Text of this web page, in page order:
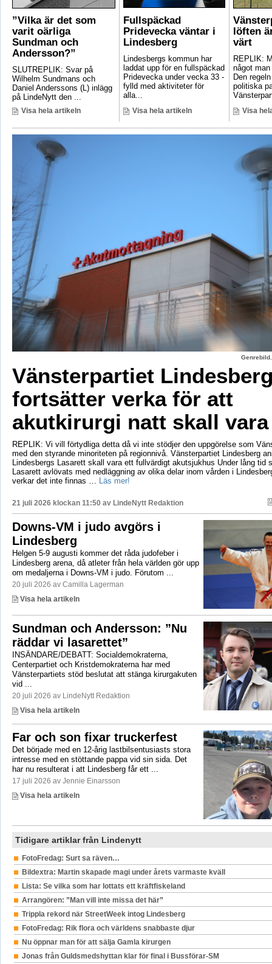
”Vilka är det som
varit oärliga
Sundman och
Andersson?”
SLUTREPLIK: Svar på
Wilhelm Sundmans och
Daniel Anderssons (L) inlägg
på LindeNytt den ...
Visa hela artikeln
Fullspäckad
Pridevecka väntar i
Lindesberg
Lindesbergs kommun har
laddat upp för en fullspäckad
Pridevecka under vecka 33 -
fylld med aktiviteter för
alla...
Visa hela artikeln
löften
värt
REPLIK:
något
Den
politiska
Visa
Vänsterpartiet
fortsätter verka för att
akutkirurgi natt skall
REPLIK: Vi vill förtydliga detta då vi inte stödjer den uppgörelse som
med den styrande minoriteten på regionnivå. Vänsterpartiet Lindesberg
Lindesbergs Lasarett skall vara ett fullvärdigt akutsjukhus Under lång tid
Lasarett avlövats med nedläggning av olika delar inom vården i
verkar det inte finnas … Läs mer!
21 juli 2026 klockan 11:50 av LindeNytt Redaktion
Downs-VM i judo avgörs i
Lindesberg
Helgen 5-9 augusti kommer det råda judofeber i
Lindesberg arena, då atleter från hela världen gör upp
om medaljerna i Downs-VM i judo. Förutom ...
20 juli 2026 av Camilla Lagerman
Visa hela artikeln
Sundman och Andersson: ”Nu
räddar vi lasarettet”
INSÄNDARE/DEBATT: Socialdemokraterna,
Centerpartiet och Kristdemokraterna har med
Vänsterpartiets stöd beslutat att stänga kirurgakuten
vid ...
20 juli 2026 av LindeNytt Redaktion
Visa hela artikeln
Far och son fixar truckerfest
Det började med en 12-årig lastbilsentusiasts stora
intresse med en stöttande pappa vid sin sida. Det
har nu resulterat i att Lindesberg får ett ...
17 juli 2026 av Jennie Einarsson
Visa hela artikeln
Tidigare artiklar från Lindenytt
FotoFredag: Surt sa räven…
Bildextra: Martin skapade magi under årets varmaste kväll
Lista: Se vilka som har lottats ett kräftfiskeland
Arrangören: ”Man vill inte missa det här”
Trippla rekord när StreetWeek intog Lindesberg
FotoFredag: Rik flora och världens snabbaste djur
Nu öppnar man för att sälja Gamla kirurgen
Jonas från Guldsmedshyttan klar för final i Bussförar-SM